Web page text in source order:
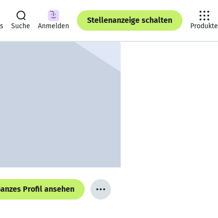
Suche Anmelden
Stellenanzeige schalten
Produkte
Profil ansehen